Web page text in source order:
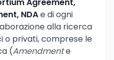
Agreement,
NDAe di ogni
alla ricerca
o privati, comprese le
(Amendmente